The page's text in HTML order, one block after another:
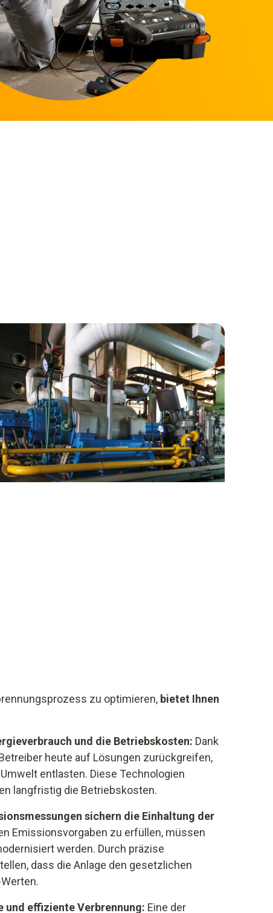
zu optimieren, bietet Ihnen
und die Betriebskosten: Dank
heute auf Lösungen zurückgreifen,
entlasten. Diese Technologien
langfristig die Betriebskosten.
sichern die Einhaltung der
Emissionsvorgaben zu erfüllen, müssen
werden. Durch präzise
dass die Anlage den gesetzlichen
effiziente Verbrennung: Eine der